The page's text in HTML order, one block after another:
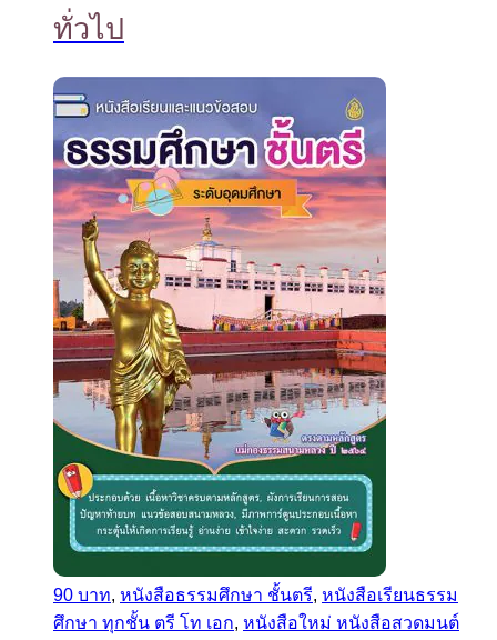
ทั่วไป
90 บาท, หนังสือธรรมศึกษา ชั้นตรี, หนังสือเรียนธรรม
ศึกษา ทุกชั้น ตรี โท เอก, หนังสือใหม่ หนังสือสวดมนต์